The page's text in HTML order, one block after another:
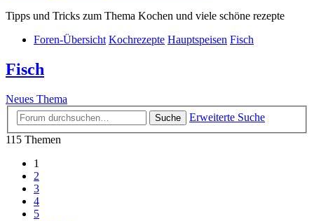
Tipps und Tricks zum Thema Kochen und viele schöne rezepte
Foren-Übersicht Kochrezepte Hauptspeisen Fisch
Fisch
Neues Thema
Suche
Erweiterte Suche
115 Themen
1
2
3
4
5